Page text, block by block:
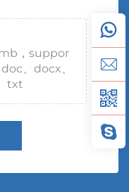
，suppor
、docx、
txt